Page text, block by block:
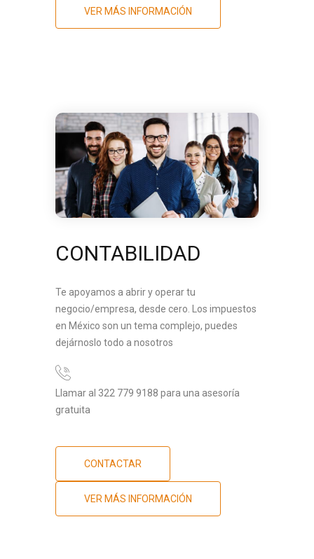
VER MÁS INFORMACIÓN
CONTABILIDAD
Te apoyamos a abrir y operar tu
negocio/empresa, desde cero. Los impuestos
en México son un tema complejo, puedes
dejárnoslo todo a nosotros
Llamar al 322 779 9188 para una asesoría
gratuita
CONTACTAR
VER MÁS INFORMACIÓN